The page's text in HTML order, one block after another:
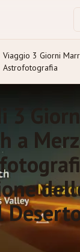
Viaggio 3 Giorni
Astrofotografia
3
a